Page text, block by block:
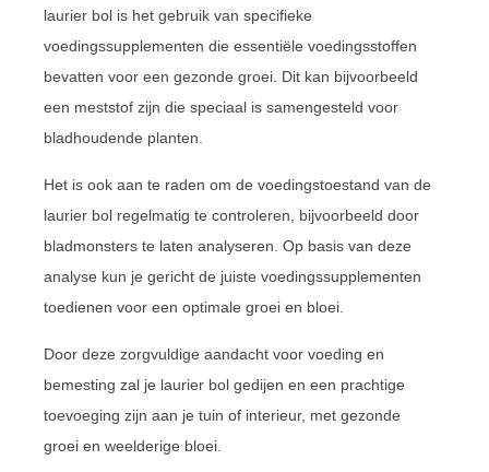
laurier bol is het gebruik van specifieke
voedingssupplementen die essentiële voedingsstoffen
bevatten voor een gezonde groei. Dit kan bijvoorbeeld
een meststof zijn die speciaal is samengesteld voor
bladhoudende planten.
Het is ook aan te raden om de voedingstoestand van de
laurier bol regelmatig te controleren, bijvoorbeeld door
bladmonsters te laten analyseren. Op basis van deze
analyse kun je gericht de juiste voedingssupplementen
toedienen voor een optimale groei en bloei.
Door deze zorgvuldige aandacht voor voeding en
bemesting zal je laurier bol gedijen en een prachtige
toevoeging zijn aan je tuin of interieur, met gezonde
groei en weelderige bloei.